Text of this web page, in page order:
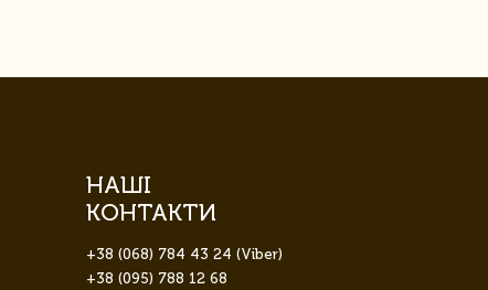
НАШІ
КОНТАКТИ
+38 (068) 784 43 24 (Viber)
+38 (095) 788 12 68